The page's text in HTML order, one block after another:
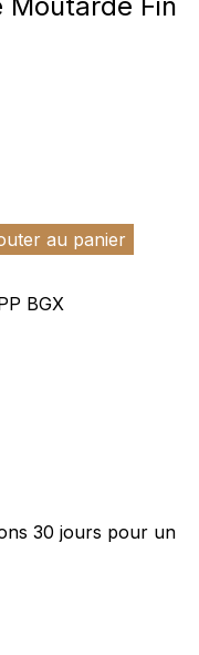
au panier
BGX
30 jours pour un